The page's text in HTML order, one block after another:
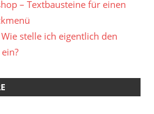
– Textbausteine für einen
stelle ich eigentlich den